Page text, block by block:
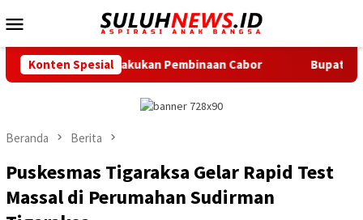
ke
Mobile
Konten Spesial
Lakukan Pembinaan Cabor Bupati Serang Lepas
Beranda Berita
Puskesmas Tigaraksa Gelar Rapid Test
Massal di Perumahan Sudirman